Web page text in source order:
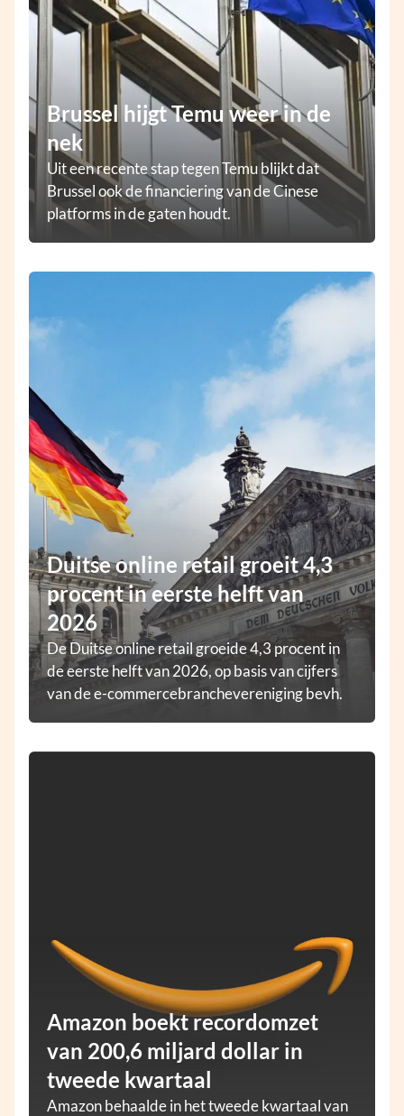
Brussel hijgt Temu weer in de
nek
Uit een recente stap tegen Temu blijkt dat
Brussel ook de financiering van de Cinese
platforms in de gaten houdt.
Duitse online retail groeit 4,3
procent in eerste helft van
2026
De Duitse online retail groeide 4,3 procent in
de eerste helft van 2026, op basis van cijfers
van de e-commercebranchevereniging bevh.
Amazon boekt recordomzet
van 200,6 miljard dollar in
tweede kwartaal
Amazon behaalde in het tweede kwartaal van